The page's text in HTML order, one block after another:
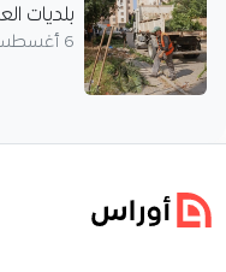
بلديات
6 أغسطس 2026